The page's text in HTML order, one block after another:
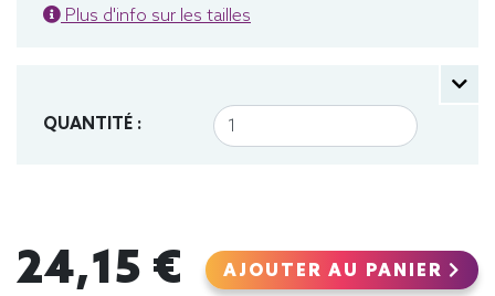
Plus d'info sur les tailles
QUANTITÉ :
24,15 € AJOUTER AU PANIER